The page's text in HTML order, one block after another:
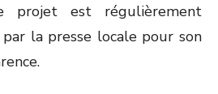
projet est régulièrement
la presse locale pour son